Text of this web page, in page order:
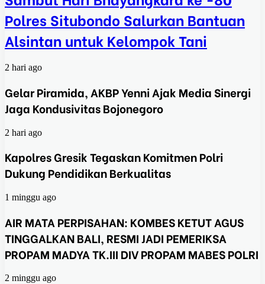
Polres Situbondo Salurkan Bantuan
Alsintan untuk Kelompok Tani
2 hari ago
Gelar Piramida, AKBP Yenni Ajak Media Sinergi
Jaga Kondusivitas Bojonegoro
2 hari ago
Kapolres Gresik Tegaskan Komitmen Polri
Dukung Pendidikan Berkualitas
1 minggu ago
AIR MATA PERPISAHAN: KOMBES KETUT AGUS
TINGGALKAN BALI, RESMI JADI PEMERIKSA
PROPAM MADYA TK.III DIV PROPAM MABES POLRI
2 minggu ago